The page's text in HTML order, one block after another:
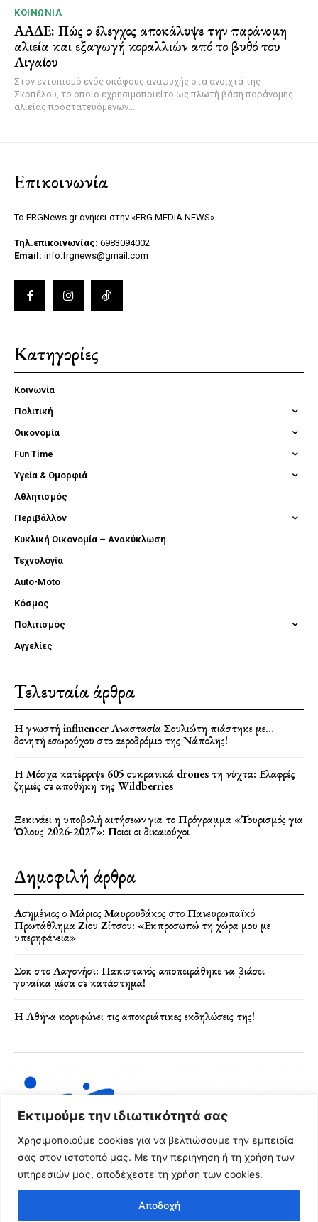
Εκτιμούμε την ιδιωτικότητά σας
Χρησιμοποιούμε cookies για να βελτιώσουμε την εμπειρία
σας στον ιστότοπό μας. Με την περιήγηση ή τη χρήση των
υπηρεσιών μας, αποδέχεστε τη χρήση των cookies.
Αποδοχή
ΚΟΙΝΩΝΊΑ
ΑΑΔΕ: Πώς ο έλεγχος αποκάλυψε την παράνομη
αλιεία και εξαγωγή κοραλλιών από το βυθό του
Αιγαίου
Στον εντοπισμό ενός σκάφους αναψυχής στα ανοιχτά της
Σκοπέλου, το οποίο εχρησιμοποιείτο ως πλωτή βάση παράνομης
αλιείας προστατευόμενων...
Επικοινωνία
Το FRGNews.gr ανήκει στην «FRG MEDIA NEWS»
Τηλ.επικοινωνίας: 6983094002
Email: info.frgnews@gmail.com
Κατηγορίες
Κοινωνία
Πολιτική
Οικονομία
Fun Time
Υγεία & Ομορφιά
Αθλητισμός
Περιβάλλον
Κυκλική Οικονομία – Ανακύκλωση
Τεχνολογία
Auto-Moto
Κόσμος
Πολιτισμός
Αγγελίες
Τελευταία άρθρα
Η γνωστή influencer Αναστασία Σουλιώτη πιάστηκε με…
δονητή εσωρούχου στο αεροδρόμιο της Νάπολης!
Η Μόσχα κατέρριψε 605 ουκρανικά drones τη νύχτα: Ελαφρές
ζημιές σε αποθήκη της Wildberries
Ξεκινάει η υποβολή αιτήσεων για το Πρόγραμμα «Τουρισμός για
Όλους 2026-2027»: Ποιοι οι δικαιούχοι
Δημοφιλή άρθρα
Ασημένιος ο Μάριος Μαυρουδάκος στο Πανευρωπαϊκό
Πρωτάθλημα Ζίου Ζίτσου: «Εκπροσωπώ τη χώρα μου με
υπερηφάνεια»
Σοκ στο Λαγονήσι: Πακιστανός αποπειράθηκε να βιάσει
γυναίκα μέσα σε κατάστημα!
Η Αθήνα κορυφώνει τις αποκριάτικες εκδηλώσεις της!
Όροι Χρήσης & Πολιτική Απορρήτου
© 2024 FRG News Copyright - Created by NEXT Digital